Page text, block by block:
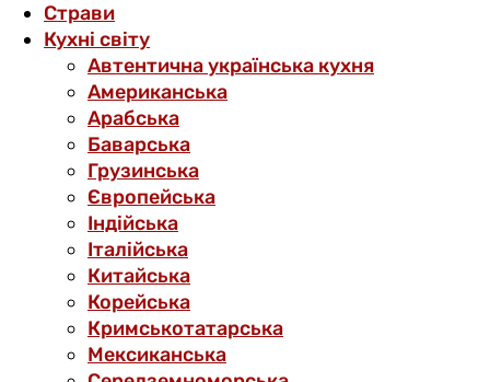
Страви
Кухні світу
Автентична українська кухня
Американська
Арабська
Баварська
Грузинська
Європейська
Індійська
Італійська
Китайська
Корейська
Кримськотатарська
Мексиканська